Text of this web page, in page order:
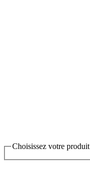
Choisissez votre produit